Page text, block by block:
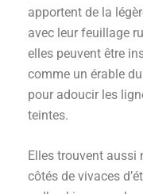
apportent de la
avec leur feuillage
elles peuvent être
comme un érable
pour adoucir les
teintes.
Elles trouvent aussi
côtés de vivaces